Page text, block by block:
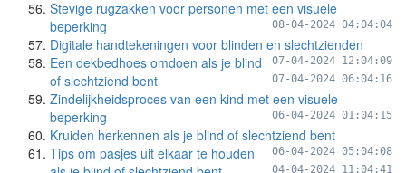
Stevige rugzakken voor personen met een visuele
beperking
08-04-2024 04:04:04
Digitale handtekeningen voor blinden en slechtzienden
07-04-2024 12:04:09
Een dekbedhoes omdoen als je blind
of slechtziend bent
07-04-2024 06:04:16
Zindelijkheidsproces van een kind met een visuele
beperking
06-04-2024 01:04:15
Kruiden herkennen als je blind of slechtziend bent
06-04-2024 05:04:08
Tips om pasjes uit elkaar te houden
04-04-2024 11:04:41